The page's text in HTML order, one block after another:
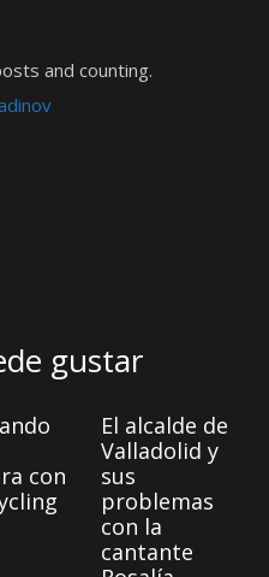
and counting.
gustar
con
El alcalde de
Valladolid y
sus
problemas
con la
cantante